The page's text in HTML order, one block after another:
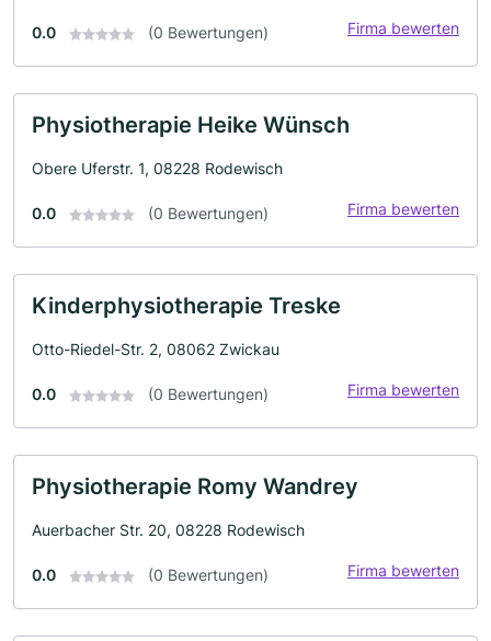
0.0 (0 Bewertungen) Firma bewerten
Physiotherapie Heike Wünsch
Obere Uferstr. 1, 08228 Rodewisch
0.0 (0 Bewertungen) Firma bewerten
Kinderphysiotherapie Treske
Otto-Riedel-Str. 2, 08062 Zwickau
0.0 (0 Bewertungen) Firma bewerten
Physiotherapie Romy Wandrey
Auerbacher Str. 20, 08228 Rodewisch
0.0 (0 Bewertungen) Firma bewerten